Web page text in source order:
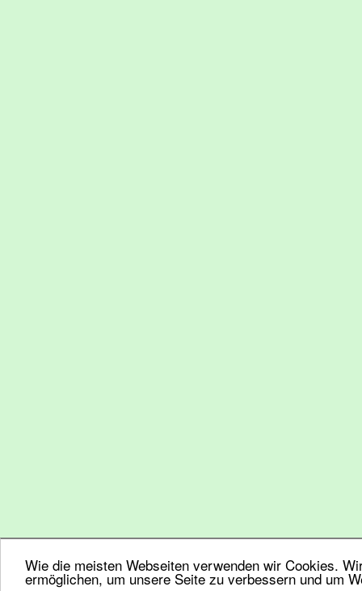
Wie die meisten Webseiten verwenden wir Cookies.
ermöglichen, um unsere Seite zu verbessern und um